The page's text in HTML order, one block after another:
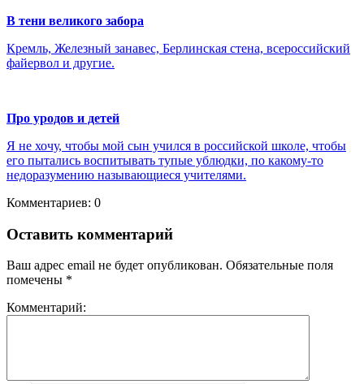
В тени великого забора
Кремль, Железный занавес, Берлинская стена, всероссийский
файервол и другие.
Про уродов и детей
Я не хочу, чтобы мой сын учился в российской школе, чтобы
его пытались воспитывать тупые ублюдки, по какому-то
недоразумению называющиеся учителями.
Комментариев: 0
Оставить комментарий
Ваш адрес email не будет опубликован. Обязательные поля
помечены *
Комментарий: